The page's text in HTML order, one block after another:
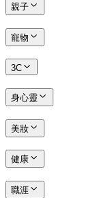
親子
寵物
3C
身心靈
美妝
健康
職涯